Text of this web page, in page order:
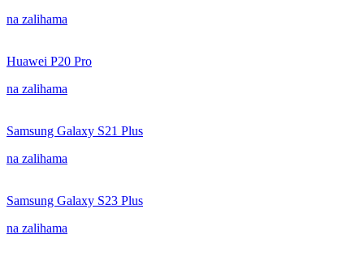
na zalihama
Huawei P20 Pro
na zalihama
Samsung Galaxy S21 Plus
na zalihama
Samsung Galaxy S23 Plus
na zalihama